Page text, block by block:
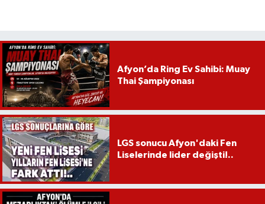
Afyon’da Ring Ev Sahibi: Muay
Thai Şampiyonası
LGS sonucu Afyon'daki Fen
Liselerinde lider değişti!..